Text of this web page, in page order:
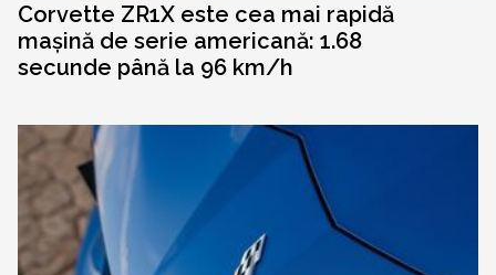
Corvette ZR1X este cea mai rapidă
mașină de serie americană: 1.68
secunde până la 96 km/h